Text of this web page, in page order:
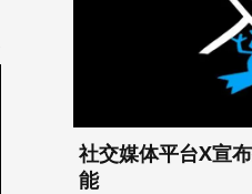
社交媒体平台X宣
能